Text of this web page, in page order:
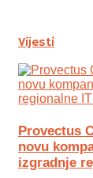
Vijesti
Provectus
novu
izgradnje